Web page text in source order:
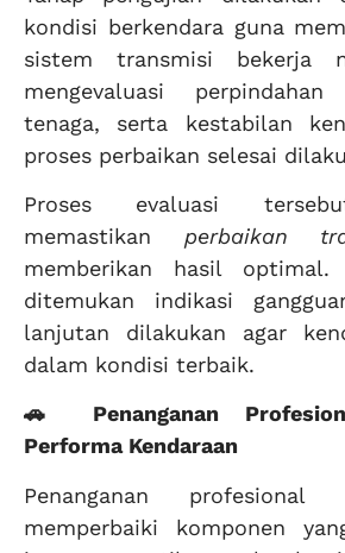
kondisi berkendara guna
sistem transmisi bekerja
mengevaluasi
tenaga, serta kestabilan
proses perbaikan selesai
Proses evaluasi
memastikan perbaikan
memberikan hasil optimal.
ditemukan indikasi
lanjutan dilakukan agar
dalam kondisi terbaik.
🚗 Penanganan
Performa Kendaraan
Penanganan profesional
memperbaiki komponen